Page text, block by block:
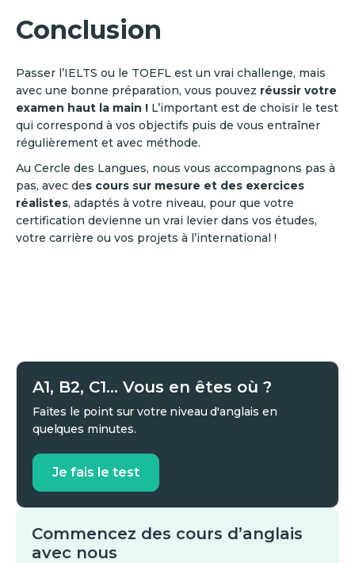
Conclusion
Passer l’IELTS ou le TOEFL est un vrai challenge, mais
avec une bonne préparation, vous pouvez réussir votre
examen haut la main ! L’important est de choisir le test
qui correspond à vos objectifs puis de vous entraîner
régulièrement et avec méthode.
Au Cercle des Langues, nous vous accompagnons pas à
pas, avec des cours sur mesure et des exercices
réalistes, adaptés à votre niveau, pour que votre
certification devienne un vrai levier dans vos études,
votre carrière ou vos projets à l’international !
A1, B2, C1... Vous en êtes où ?
Faites le point sur votre niveau d'anglais en
quelques minutes.
Je fais le test
Commencez des cours d’anglais
avec nous